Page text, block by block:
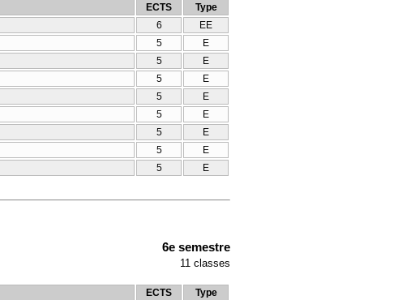
ECTS
Type
6
EE
5
E
5
E
5
E
5
E
5
E
5
E
5
E
5 E
6e semestre
11 classes
ECTS
Type